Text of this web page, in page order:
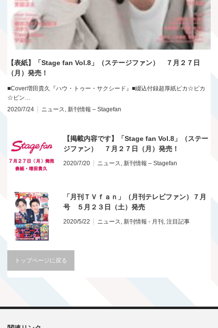
【表紙】「Stage fan Vol.8」（ステージファン） ７月２７日
（月）発売！
■Cover増田貴久『ハウ・トゥー・サクシード』■綴込付録超厚紙ピカ☆ピカ
☆ピン…
2020/7/24
ニュース, 新刊情報 – Stagefan
【掲載内容です】「Stage fan Vol.8」（ステー
ジファン） ７月２７日（月）発売！
2020/7/20 ニュース, 新刊情報 – Stagefan
「月刊ＴＶｆａｎ」（月刊テレビファン）７月
号 ５月２３日（土）発売
2020/5/22 ニュース, 新刊情報 - 月刊 , 注目記事
トップページに戻る